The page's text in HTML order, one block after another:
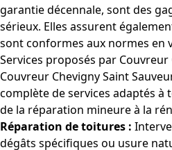
garantie décennale, sont des
sérieux. Elles assurent
sont conformes aux normes en
Services proposés par Couvreur
Couvreur Chevigny Saint
complète de services adaptés à
de la réparation mineure à la
Réparation de toitures :
dégâts spécifiques ou usure